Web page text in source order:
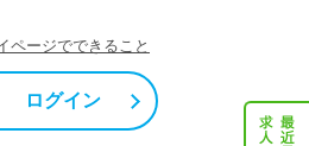
ページでできること
ログイン